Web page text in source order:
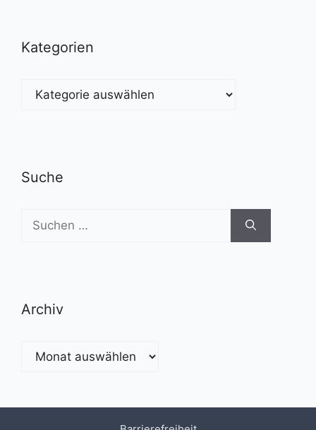
Kategorien
Kategorien
Suche
Suchen
nach:
Archiv
Archiv